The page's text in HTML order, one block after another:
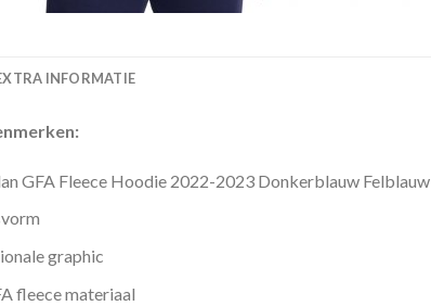
INFORMATIE
GFA Fleece Hoodie 2022-2023 Donkerblauw Felblauw
graphic
fleece materiaal